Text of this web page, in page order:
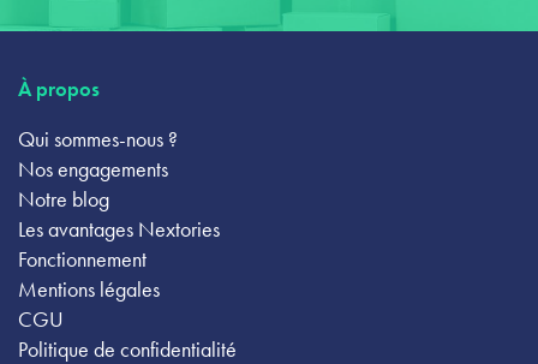
À propos
Qui sommes-nous ?
Nos engagements
Notre blog
Les avantages Nextories
Fonctionnement
Mentions légales
CGU
Politique de confidentialité